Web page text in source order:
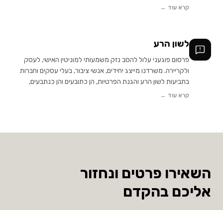
לניהול ההליך המשפטי וקבלת הפיצוי המגיע להם, תוך טיפול אישי
קרא עוד ←
לשון הרע
פרסום פוגעני עלול להסב נזק משמעותי למוניטין האישי, לעסק
ולקריירה. משרדנו מייצג יחידים, אנשי ציבור, בעלי עסקים וחברות
בתביעות לשון הרע והגנת הפרטיות, הן כתובעים והן כנתבעים,
ומעניק ליווי משפטי מקיף החל מבחינת הפרסום ועד לניהול ההליך
קרא עוד ←
השאירו פרטים ונחזור
אליכם בהקדם